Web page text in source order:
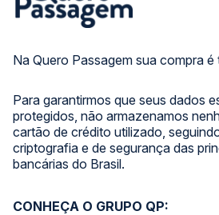
Na Quero Passagem sua compra
Para garantirmos que seus dados
protegidos, não armazenamos
cartão de crédito utilizado,
criptografia e de segurança das
bancárias do Brasil.
CONHEÇA O GRUPO QP: